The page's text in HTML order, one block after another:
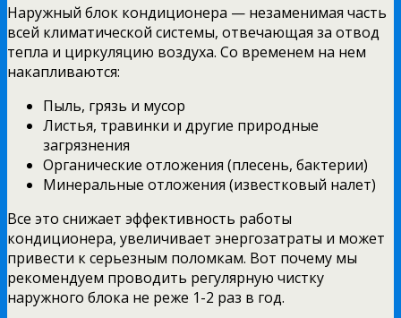
Наружный блок кондиционера — незаменимая часть
всей климатической системы, отвечающая за отвод
тепла и циркуляцию воздуха. Со временем на нем
накапливаются:
Пыль, грязь и мусор
Листья, травинки и другие природные
загрязнения
Органические отложения (плесень, бактерии)
Минеральные отложения (известковый налет)
Все это снижает эффективность работы
кондиционера, увеличивает энергозатраты и может
привести к серьезным поломкам. Вот почему мы
рекомендуем проводить регулярную чистку
наружного блока не реже 1-2 раз в год.